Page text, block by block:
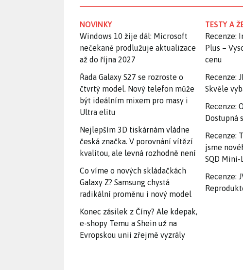
NOVINKY
Windows 10 žije dál: Microsoft
nečekaně prodlužuje aktualizace
až do října 2027
Řada Galaxy S27 se rozroste o
čtvrtý model. Nový telefon může
být ideálním mixem pro masy i
Ultra elitu
Nejlepším 3D tiskárnám vládne
česká značka. V porovnání vítězí
kvalitou, ale levná rozhodně není
Co víme o nových skládačkách
Galaxy Z? Samsung chystá
radikální proměnu i nový model
Konec zásilek z Číny? Ale kdepak,
e-shopy Temu a Shein už na
Evropskou unii zřejmě vyzrály
TESTY A
Recenze:
Plus –
cenu
Recenze:
Skvěle
Recenze:
Dostupná
Recenze:
jsme
SQD Mini-
Recenze: